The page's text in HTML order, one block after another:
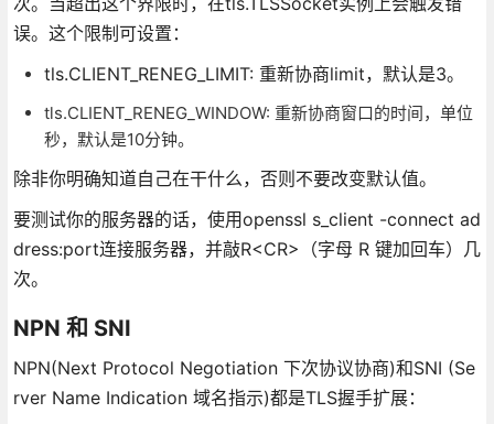
误。这个限制可设置：
tls.CLIENT_RENEG_LIMIT: 重新协商limit，默认是3。
tls.CLIENT_RENEG_WINDOW: 重新协商窗口的时间，单位
秒，默认是10分钟。
除非你明确知道自己在干什么，否则不要改变默认值。
要测试你的服务器的话，使用openssl s_client -connect ad
dress:port连接服务器，并敲R<CR>（字母 R 键加回车）几
次。
NPN 和 SNI
NPN(Next Protocol Negotiation 下次协议协商)和SNI (Se
rver Name Indication 域名指示)都是TLS握手扩展：